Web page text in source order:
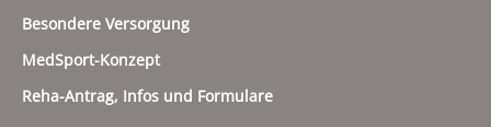
Besondere Versorgung
MedSport-Konzept
Reha-Antrag, Infos und Formulare